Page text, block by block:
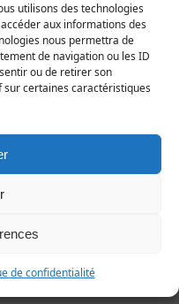
utilisons des technologies
aux informations des
nous permettra de
de navigation ou les ID
ou de retirer son
certaines caractéristiques
de confidentialité